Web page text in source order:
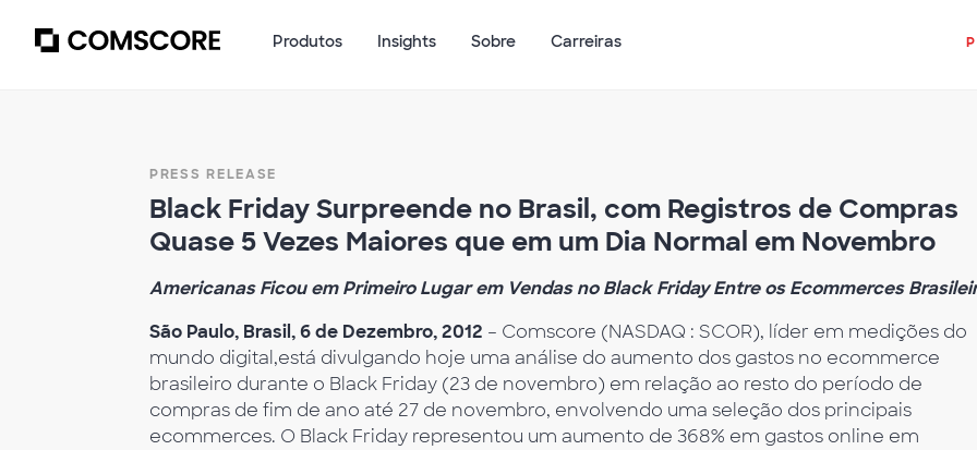
Produtos Insights Sobre Carreiras
PRESS RELEASE
Black Friday Surpreende no Brasil, com Registros de Compras
Quase 5 Vezes Maiores que em um Dia Normal em Novembro
Americanas Ficou em Primeiro Lugar em Vendas no Black Friday Entre os Ecommerces
São Paulo, Brasil, 6 de Dezembro, 2012 – Comscore (NASDAQ : SCOR), líder em medições do
mundo digital,está divulgando hoje uma análise do aumento dos gastos no ecommerce
brasileiro durante o Black Friday (23 de novembro) em relação ao resto do período de
compras de fim de ano até 27 de novembro, envolvendo uma seleção dos principais
ecommerces. O Black Friday representou um aumento de 368% em gastos online em